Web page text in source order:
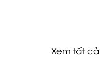
Xem tất cả